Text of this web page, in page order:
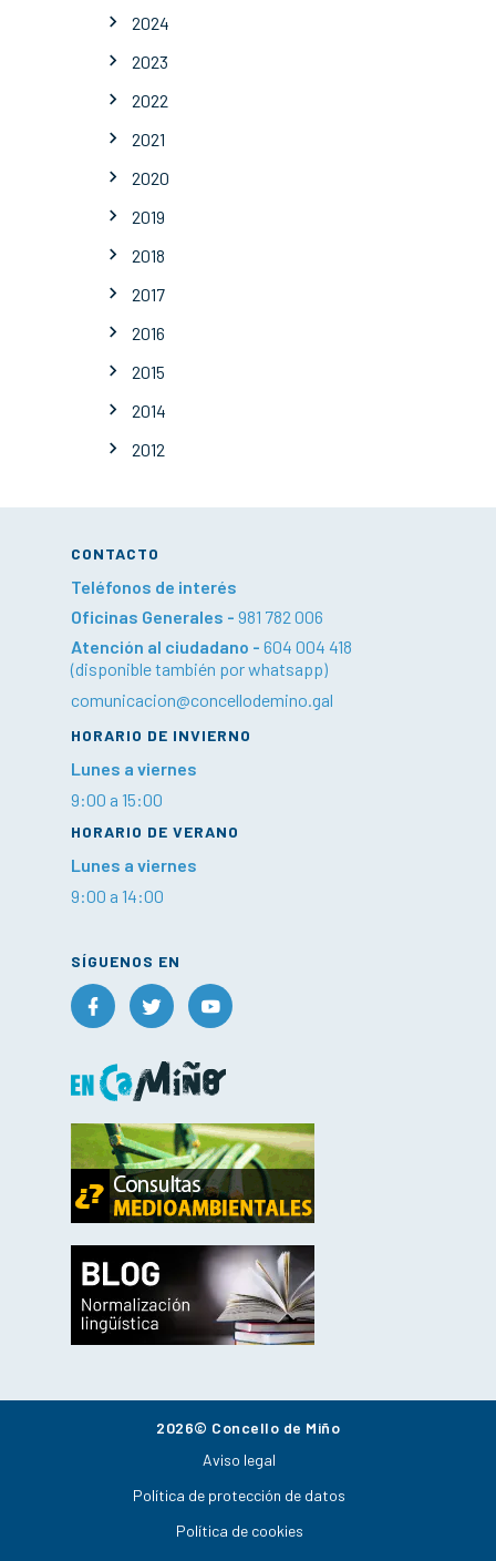
2024
2023
2022
2021
2020
2019
2018
2017
2016
2015
2014
2012
CONTACTO
Teléfonos de interés
Oficinas Generales - 981 782 006
Atención al ciudadano - 604 004 418
(disponible también por whatsapp)
comunicacion@concellodemino.gal
HORARIO DE INVIERNO
Lunes a viernes
9:00 a 15:00
HORARIO DE VERANO
Lunes a viernes
9:00 a 14:00
SÍGUENOS EN
2026© Concello de Miño
Aviso legal
Política de protección de datos
Política de cookies